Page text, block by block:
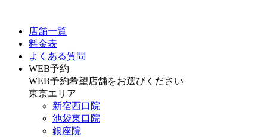
店舗一覧
料金表
よくある質問
WEB予約
WEB予約希望店舗をお選びください
東京エリア
新宿西口院
池袋東口院
銀座院